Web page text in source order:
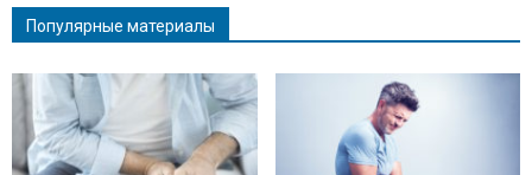
Популярные материалы